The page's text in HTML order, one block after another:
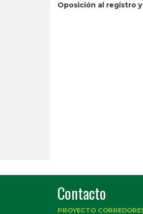
Oposición al registro
Contacto
PROYECTO